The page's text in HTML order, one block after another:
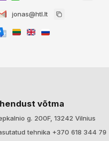
jonas@htl.lt
võtma
g. 200F, 13242 Vilnius
tehnika +370 618 344 79